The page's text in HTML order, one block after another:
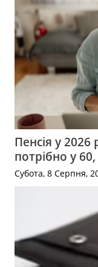
Пенсія у 2026
потрібно у 60,
Субота, 8 Серпня,